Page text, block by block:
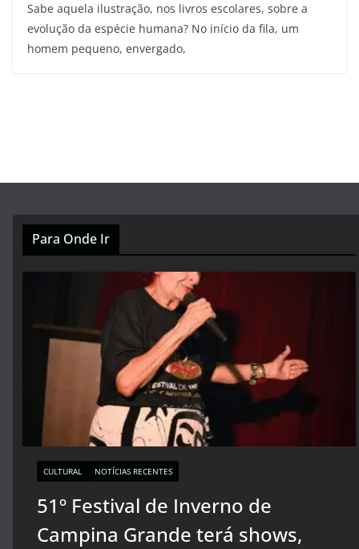
Sabe aquela ilustração, nos livros escolares, sobre a
evolução da espécie humana? No início da fila, um
homem pequeno, envergado,
Para Onde Ir
CULTURAL NOTÍCIAS RECENTES
51º Festival de Inverno de
Campina Grande terá shows,